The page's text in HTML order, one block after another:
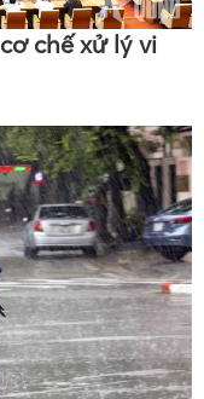
chế xử lý vi